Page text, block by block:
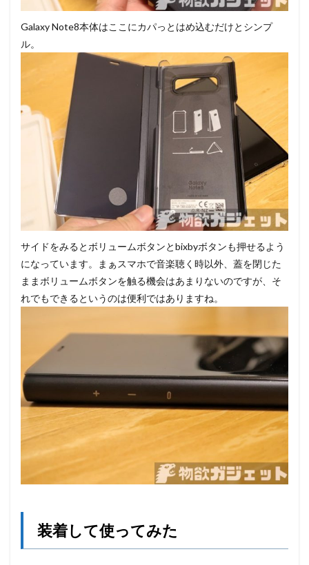
Galaxy Note8本体はここにカパっとはめ込むだけとシンプ
ル。
サイドをみるとボリュームボタンとbixbyボタンも押せるよう
になっています。まぁスマホで音楽聴く時以外、蓋を閉じた
ままボリュームボタンを触る機会はあまりないのですが、そ
れでもできるというのは便利ではありますね。
装着して使ってみた